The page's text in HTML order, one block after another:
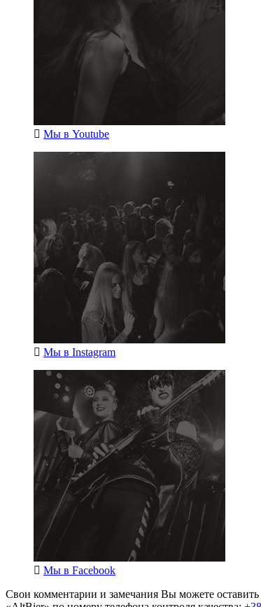
Мы в Youtube
Мы в Instagram
Мы в Facebook
Свои комментарии и замечания Вы можете